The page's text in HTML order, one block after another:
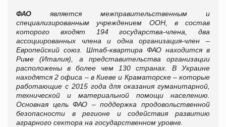
ФАО является межправительственным и
специализированным учреждением ООН, в состав
которого входят 194 государства-члена, два
ассоциированных члена и одна организация-член –
Европейский союз. Штаб-квартира ФАО находится в
Риме (Италия), а представительства организации
расположены в более чем 130 странах. В Украине
находятся 2 офиса – в Киеве и Краматорске – которые
работающие с 2015 года для оказания гуманитарной,
технической и материальной помощи населению.
Основная цель ФАО – поддержка продовольственной
безопасности в регионе и содействия развитию
аграрного сектора на государственном уровне.